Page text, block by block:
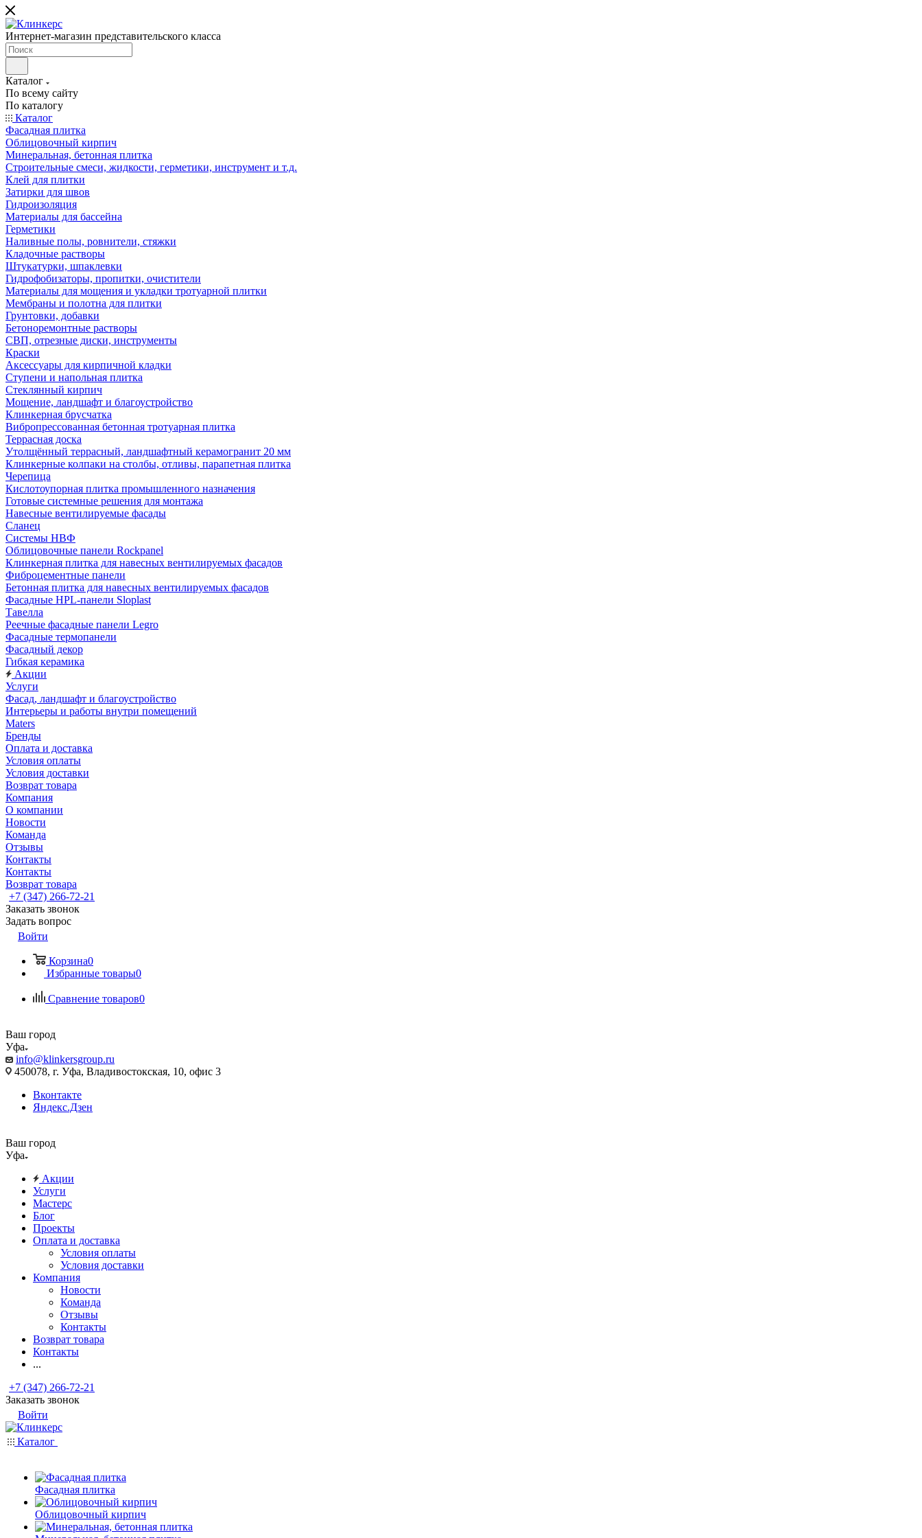
Интернет-магазин представительского класса
Каталог
По всему сайту
По каталогу
Каталог
Фасадная плитка
Облицовочный кирпич
Минеральная, бетонная плитка
Строительные смеси, жидкости, герметики, инструмент и т.д.
Клей для плитки
Затирки для швов
Гидроизоляция
Материалы для бассейна
Герметики
Наливные полы, ровнители, стяжки
Кладочные растворы
Штукатурки, шпаклевки
Гидрофобизаторы, пропитки, очистители
Материалы для мощения и укладки тротуарной плитки
Мембраны и полотна для плитки
Грунтовки, добавки
Бетоноремонтные растворы
СВП, отрезные диски, инструменты
Краски
Аксессуары для кирпичной кладки
Ступени и напольная плитка
Cтеклянный кирпич
Мощение, ландшафт и благоустройство
Клинкерная брусчатка
Вибропрессованная бетонная тротуарная плитка
Террасная доска
Утолщённый террасный, ландшафтный керамогранит 20 мм
Клинкерные колпаки на столбы, отливы, парапетная плитка
Черепица
Кислотоупорная плитка промышленного назначения
Готовые системные решения для монтажа
Навесные вентилируемые фасады
Сланец
Системы НВФ
Облицовочные панели Rockpanel
Клинкерная плитка для навесных вентилируемых фасадов
Фиброцементные панели
Бетонная плитка для навесных вентилируемых фасадов
Фасадные HPL-панели Sloplast
Тавелла
Реечные фасадные панели Legro
Фасадные термопанели
Фасадный декор
Гибкая керамика
Акции
Услуги
Фасад, ландшафт и благоустройство
Интерьеры и работы внутри помещений
Maters
Бренды
Оплата и доставка
Условия оплаты
Условия доставки
Возврат товара
Компания
О компании
Новости
Команда
Отзывы
Контакты
Контакты
Возврат товара
+7 (347) 266-72-21
Заказать звонок
Задать вопрос
Войти
Корзина0
Избранные товары0
Сравнение товаров0
Ваш город
Уфа
info@klinkersgroup.ru
450078, г. Уфа, Владивостокская, 10, офис 3
Вконтакте
Яндекс.Дзен
Ваш город
Уфа
Акции
Услуги
Мастерс
Блог
Проекты
Оплата и доставка
Условия оплаты
Условия доставки
Компания
Новости
Команда
Отзывы
Контакты
Возврат товара
Контакты
...
+7 (347) 266-72-21
Заказать звонок
Войти
Каталог
Фасадная плитка
Облицовочный кирпич